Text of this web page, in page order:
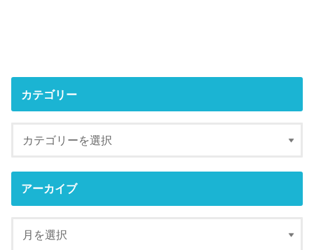
カテゴリー
アーカイブ